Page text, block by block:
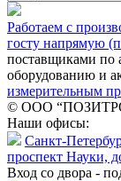
Работаем с
госту напрямую
поставщиками по
оборудованию и
измерительным
© ООО
Наши офисы:
Санкт-
проспект Науки,
Вход со двора -